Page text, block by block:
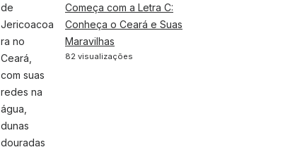
Começa com a Letra C:
Conheça o Ceará e Suas
Maravilhas
82 visualizações